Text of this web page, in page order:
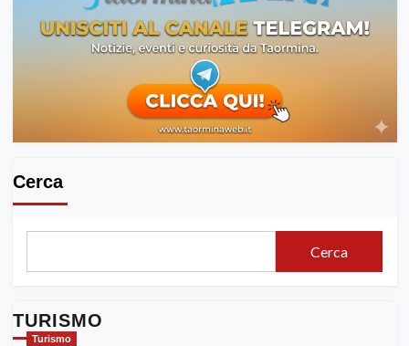
–
Vicoli
Cerca
Cerca
TURISMO
Turismo